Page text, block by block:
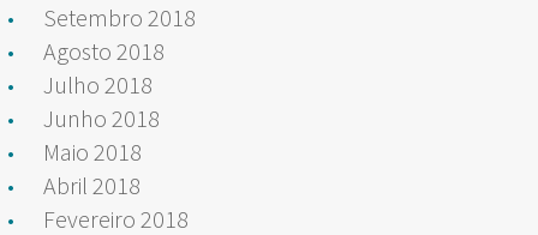
Setembro 2018
Agosto 2018
Julho 2018
Junho 2018
Maio 2018
Abril 2018
Fevereiro 2018